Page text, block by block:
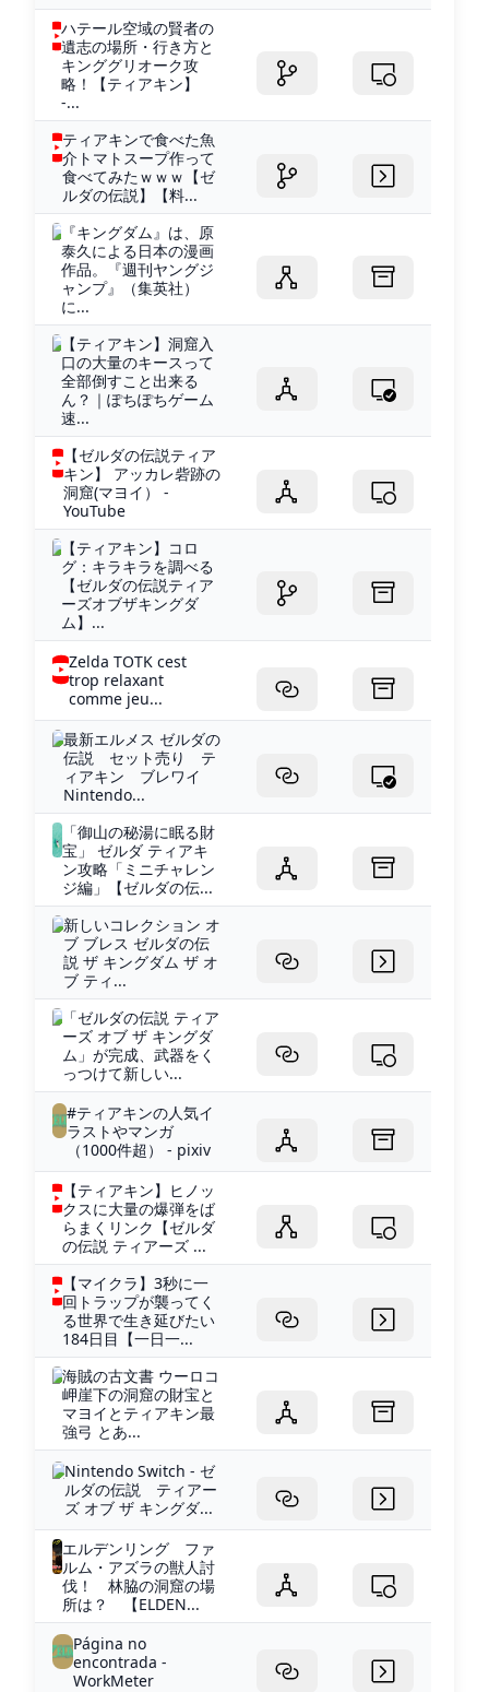
ハテール空域の賢者の
遺志の場所・行き方と
キンググリオーク攻
略！【ティアキン】
-...
ティアキンで食べた魚
介トマトスープ作って
食べてみたｗｗｗ【ゼ
ルダの伝説】【料...
『キングダム』は、原
泰久による日本の漫画
作品。『週刊ヤングジ
ャンプ』（集英社）
に...
【ティアキン】洞窟入
口の大量のキースって
全部倒すこと出来る
ん？｜ぽちぽちゲーム
速...
【ゼルダの伝説ティア
キン】 アッカレ砦跡の
洞窟(マヨイ） -
YouTube
【ティアキン】コロ
グ：キラキラを調べる
【ゼルダの伝説ティア
ーズオブザキングダ
ム】...
Zelda TOTK cest
trop relaxant
comme jeu...
最新エルメス ゼルダの
伝説 セット売り テ
ィアキン ブレワイ
Nintendo...
「御山の秘湯に眠る財
宝」 ゼルダ ティアキ
ン攻略「ミニチャレン
ジ編」【ゼルダの伝...
新しいコレクション オ
ブ ブレス ゼルダの伝
説 ザ キングダム ザ オ
ブ ティ...
「ゼルダの伝説 ティア
ーズ オブ ザ キングダ
ム」が完成、武器をく
っつけて新しい...
#ティアキンの人気イ
ラストやマンガ
（1000件超） - pixiv
【ティアキン】ヒノッ
クスに大量の爆弾をば
らまくリンク【ゼルダ
の伝説 ティアーズ ...
【マイクラ】3秒に一
回トラップが襲ってく
る世界で生き延びたい
184日目【一日一...
海賊の古文書 ウーロコ
岬崖下の洞窟の財宝と
マヨイとティアキン最
強弓 とあ...
Nintendo Switch - ゼ
ルダの伝説 ティアー
ズ オブ ザ キングダ...
エルデンリング ファ
ルム・アズラの獣人討
伐！ 林脇の洞窟の場
所は？ 【ELDEN...
Página no
encontrada -
WorkMeter